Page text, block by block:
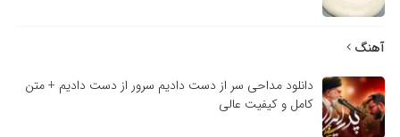
دانلود مداحی سر از دست دادیم سرور از دست دادیم + متن
کامل و کیفیت عالی